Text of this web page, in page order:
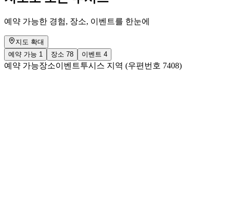
예약 가능한 경험, 장소, 이벤트를 한눈에
지도 확대
예약 가능 1 장소 78 이벤트 4
예약 가능장소이벤트투시스 지역 (우편번호 7408)